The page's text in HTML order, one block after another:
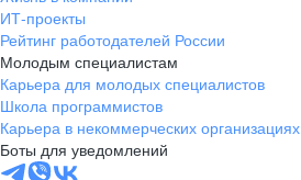
помещение 21
+7 383 207-94-64
pr@nsk.hh.ru
Минск
пр-т Дзержинского, д. 57,
ИТ-проекты
Рейтинг работодателей России
Молодым специалистам
Карьера для молодых специалистов
Школа программистов
Карьера в некоммерческих организациях
Боты для уведомлений